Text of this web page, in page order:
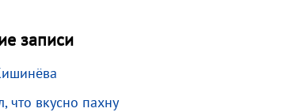
записи
что вкусно пахну